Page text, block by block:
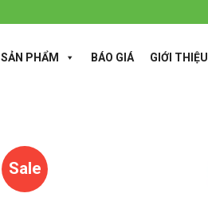
SẢN PHẨM BÁO GIÁ GIỚI THIỆU
Sale